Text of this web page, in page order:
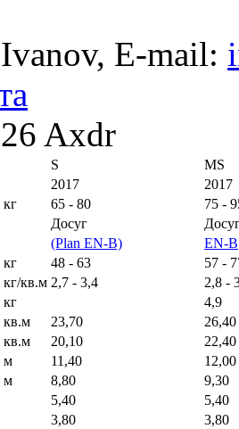
, E-mail:
Axdr
S
MS
2017
2017
кг 65 - 80
75 -
Досуг
(Plan EN-B)
EN-B
кг 48 - 63
57 -
кг/кв.м 2,7 - 3,4
2,8 -
кг
4,9
кв.м 23,70
26,40
кв.м 20,10
22,40
м 11,40
12,00
м 8,80
9,30
5,40
5,40
3,80
3,80